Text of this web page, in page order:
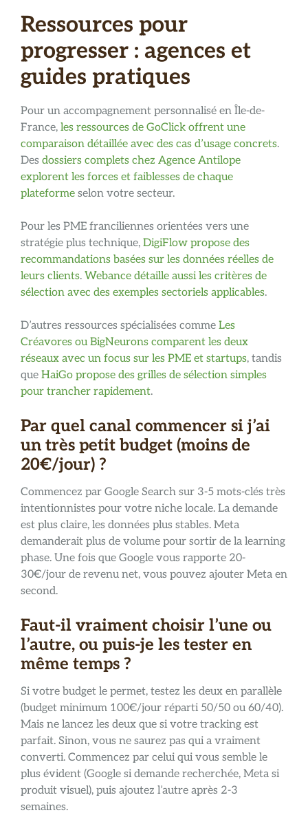
Ressources pour
progresser : agences et
guides pratiques
Pour un accompagnement personnalisé en Île-de-
France, les ressources de GoClick offrent une
comparaison détaillée avec des cas d’usage concrets.
Des dossiers complets chez Agence Antilope
explorent les forces et faiblesses de chaque
plateforme selon votre secteur.
Pour les PME franciliennes orientées vers une
stratégie plus technique, DigiFlow propose des
recommandations basées sur les données réelles de
leurs clients. Webance détaille aussi les critères de
sélection avec des exemples sectoriels applicables.
D’autres ressources spécialisées comme Les
Créavores ou BigNeurons comparent les deux
réseaux avec un focus sur les PME et startups, tandis
que HaiGo propose des grilles de sélection simples
pour trancher rapidement.
Par quel canal commencer si j’ai
un très petit budget (moins de
20€/jour) ?
Commencez par Google Search sur 3-5 mots-clés très
intentionnistes pour votre niche locale. La demande
est plus claire, les données plus stables. Meta
demanderait plus de volume pour sortir de la learning
phase. Une fois que Google vous rapporte 20-
30€/jour de revenu net, vous pouvez ajouter Meta en
second.
Faut-il vraiment choisir l’une ou
l’autre, ou puis-je les tester en
même temps ?
Si votre budget le permet, testez les deux en parallèle
(budget minimum 100€/jour réparti 50/50 ou 60/40).
Mais ne lancez les deux que si votre tracking est
parfait. Sinon, vous ne saurez pas qui a vraiment
converti. Commencez par celui qui vous semble le
plus évident (Google si demande recherchée, Meta si
produit visuel), puis ajoutez l’autre après 2-3
semaines.